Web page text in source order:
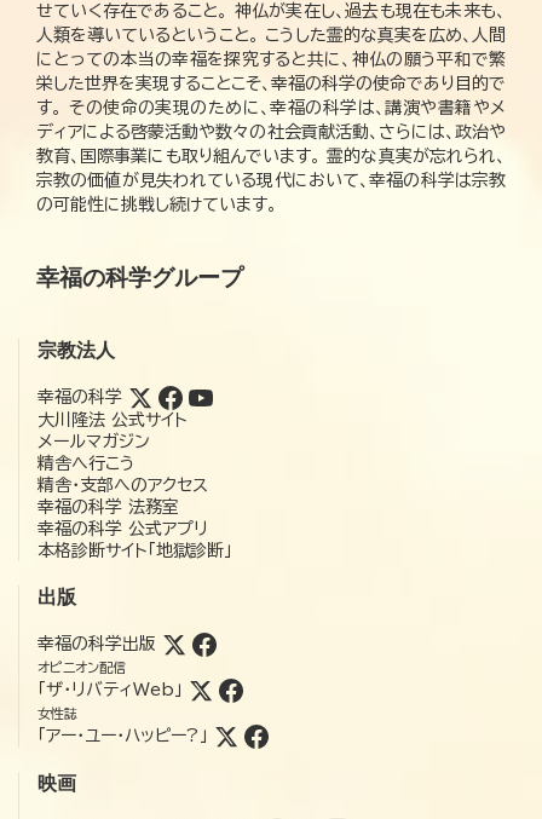
せていく存在であること。 神仏が実在し、過去も現在も未来も、
人類を導いているということ。 こうした霊的な真実を広め、人間
にとっての本当の幸福を探究すると共に、神仏の願う平和で繁
栄した世界を実現することこそ、幸福の科学の使命であり目的で
す。 その使命の実現のために、幸福の科学は、講演や書籍やメ
ディアによる啓蒙活動や数々の社会貢献活動、さらには、政治や
教育、国際事業にも取り組んでいます。 霊的な真実が忘れられ、
宗教の価値が見失われている現代において、幸福の科学は宗教
の可能性に挑戦し続けています。
幸福の科学グループ
宗教法人
幸福の科学
大川隆法 公式サイト
メールマガジン
精舎へ行こう
精舎・支部へのアクセス
幸福の科学 法務室
幸福の科学 公式アプリ
本格診断サイト「地獄診断」
出版
幸福の科学出版
オピニオン配信
「ザ・リバティWeb」
女性誌
「アー・ユー・ハッピー?」
映画